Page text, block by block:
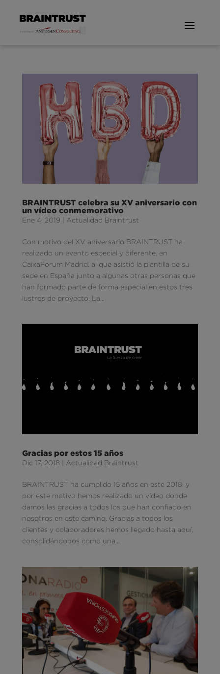
BRAINTRUST celebra su XV aniversario con
un vídeo conmemorativo
Ene 4, 2019 Actualidad Braintrust
Con motivo del XV aniversario BRAINTRUST ha
realizado un evento especial y diferente, en
CaixaForum Madrid, al que asistió la plantilla de su
sede en España junto a algunas otras personas que
han formado parte de forma especial en estos tres
lustros de proyecto. La...
Gracias por estos 15 años
Dic 17, 2018 Actualidad Braintrust
BRAINTRUST ha cumplido 15 años en este 2018, y
por este motivo hemos realizado un vídeo donde
damos las gracias a todos los que han confiado en
nosotros en este camino. Gracias a todos los
clientes y colaboradores hemos llegado hasta aquí,
consolidándonos como una...